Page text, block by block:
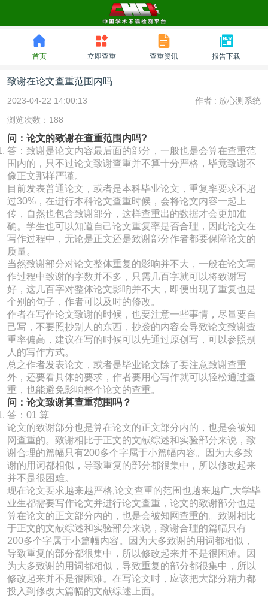
首页 立即查重 查重资讯 报告下载
致谢在论文查重范围内吗
2023-04-22 14:00:13 作者 : 放心测系统
浏览次数：188
问：论文的致谢在查重范围内吗?
答：致谢是论文内容最后面的部分，一般也是会算在查重范
围内的，只不过论文致谢查重并不算十分严格，毕竟致谢不
像正文那样严谨。
目前发表普通论文，或者是本科毕业论文，重复率要求不超
过30%，在进行本科论文查重时候，会将论文内容一起上
传，自然也包含致谢部分，这样查重出的数据才会更加准
确。学生也可以知道自己论文重复率是否合理，因此论文在
写作过程中，无论是正文还是致谢部分作者都要保障论文的
质量。
当然致谢部分对论文整体重复的影响并不大，一般在论文写
作过程中致谢的字数并不多，只需几百字就可以将致谢写
好，这几百字对整体论文影响并不大，即便出现了重复也是
个别的句子，作者可以及时的修改。
作者在写作论文致谢的时候，也要注意一些事情，尽量要自
己写，不要照抄别人的东西，抄袭的内容会导致论文致谢查
重率偏高，建议在写的时候可以先通过原创写，可以参照别
人的写作方式。
总之作者发表论文，或者是毕业论文除了要注意致谢查重
外，还要看具体的要求，作者要用心写作就可以轻松通过查
重，也能避免影响整个论文的查重。
问：论文致谢算查重范围吗？
答：01 算
论文的致谢部分也是算在论文的正文部分内的，也是会被知
网查重的。致谢相比于正文的文献综述和实验部分来说，致
谢合理的篇幅只有200多个字属于小篇幅内容。因为大多致
谢的用词都相似，导致重复的部分都很集中，所以修改起来
并不是很困难。
现在论文要求越来越严格,论文查重的范围也越来越广,大学毕
业生都需要写作论文并进行论文查重，论文的致谢部分也是
算在论文的正文部分内的，也是会被知网查重的。致谢相比
于正文的文献综述和实验部分来说，致谢合理的篇幅只有
200多个字属于小篇幅内容。因为大多致谢的用词都相似，
导致重复的部分都很集中，所以修改起来并不是很困难。因
为大多致谢的用词都相似，导致重复的部分都很集中，所以
修改起来并不是很困难。在写论文时，应该把大部分精力都
投入到修改大篇幅的文献综述上面。